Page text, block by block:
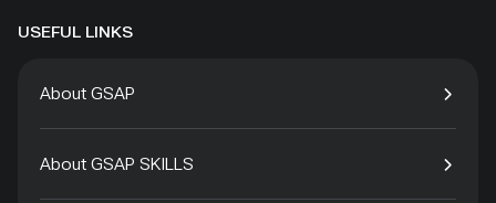
USEFUL LINKS
About GSAP
About GSAP SKILLS